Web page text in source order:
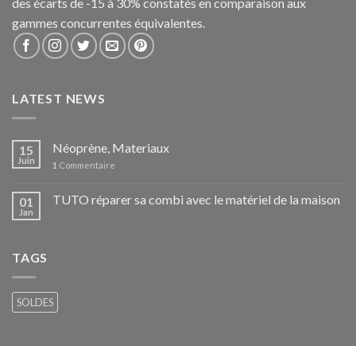
gammes concurrentes équivalentes.
LATEST NEWS
15
Juin
Néoprène, Materiaux
1 Commentaire
01
Jan
TUTO réparer sa combi avec le matériel de la maison
TAGS
SOLDES